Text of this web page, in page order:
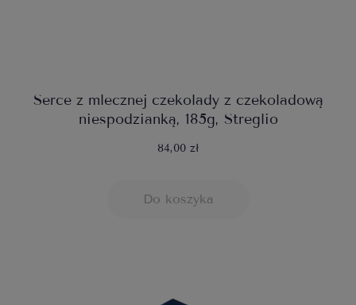
Serce z mlecznej czekolady z czekoladową
niespodzianką, 185g, Streglio
84,00 zł
Do koszyka